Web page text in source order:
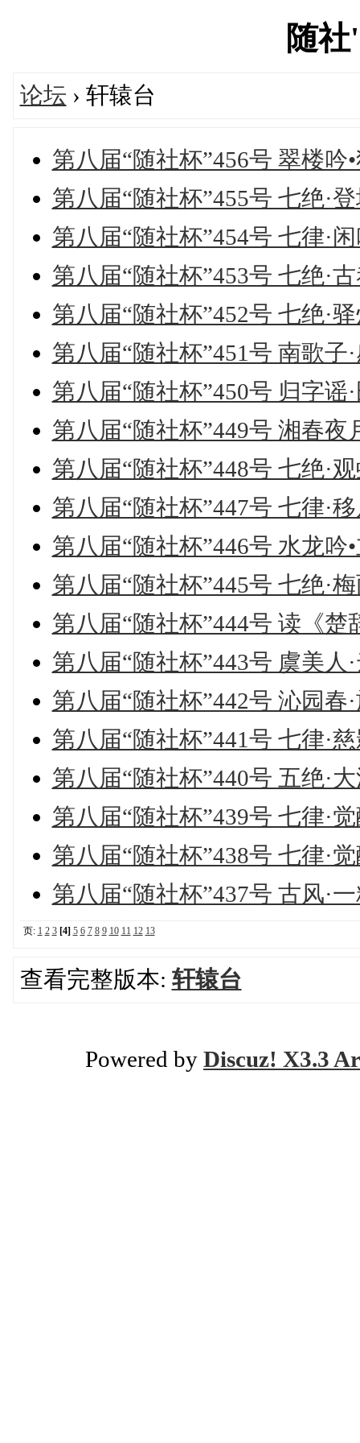
随
论坛 › 轩辕台
第八届“随社杯”456号 翠楼吟
第八届“随社杯”455号 七绝·
第八届“随社杯”454号 七律·
第八届“随社杯”453号 七绝·
第八届“随社杯”452号 七绝·
第八届“随社杯”451号 南歌子
第八届“随社杯”450号 归字谣
第八届“随社杯”449号 湘春夜
第八届“随社杯”448号 七绝·
第八届“随社杯”447号 七律·
第八届“随社杯”446号 水龙吟
第八届“随社杯”445号 七绝·
第八届“随社杯”444号 读《楚
第八届“随社杯”443号 虞美人
第八届“随社杯”442号 沁园春
第八届“随社杯”441号 七律·
第八届“随社杯”440号 五绝·
第八届“随社杯”439号 七律·
第八届“随社杯”438号 七律·
第八届“随社杯”437号 古风·
页: 1 2 3 [4] 5 6 7 8 9 10 11 12 13
查看完整版本: 轩辕台
Powered by Discuz! X3.3